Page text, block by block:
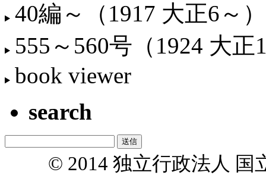
40編～（1917 大正6～）
555～560号（1924 大正
book viewer
search
© 2014 独立行政法人 国